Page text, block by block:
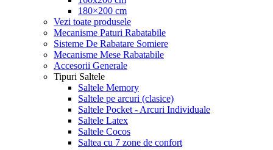
180×200 cm
Vezi toate produsele
Mecanisme Paturi Rabatabile
Sisteme De Rabatare Somiere
Mecanisme Mese Rabatabile
Accesorii Generale
Tipuri Saltele
Saltele Memory
Saltele pe arcuri (clasice)
Saltele Pocket - Arcuri Individuale
Saltele Latex
Saltele Cocos
Saltea cu 7 zone de confort